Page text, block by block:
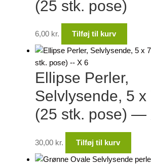
(25 stk. pose)
6,00 kr. Tilføj til kurv
Ellipse Perler,
Selvlysende, 5 x
(25 stk. pose) —
30,00 kr. Tilføj til kurv